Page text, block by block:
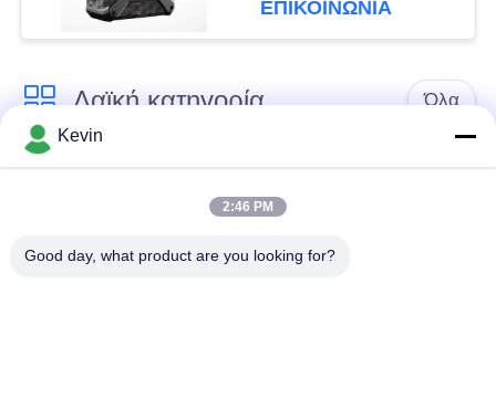
ΕΠΙΚΟΙΝΩΝΊΑ
Λαϊκή κατηγορία Όλα
Φορεμένες
Κάμερες σώματος
αστυνομίας
4G φορεμένη σώμα
Κάμερα κρανών
Kevin
2:46 PM
Good day, what product are you looking for?